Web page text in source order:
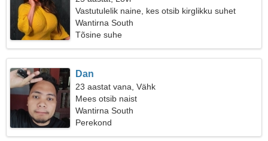
Vastutulelik naine, kes otsib kirglikku suhet
Wantirna South
Tõsine suhe
Dan
23 aastat vana, Vähk
Mees otsib naist
Wantirna South
Perekond